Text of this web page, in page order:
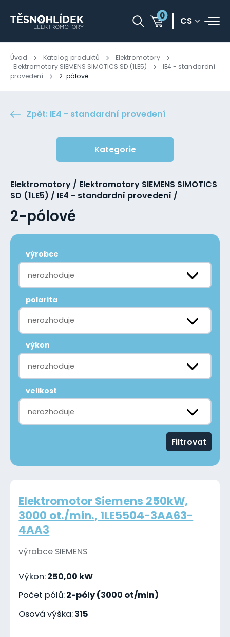
0 CS
Úvod Katalog produktů
Elektromotory
Elektromotory SIEMENS SIMOTICS SD (1LE5)
IE4 - standardní
provedení
2-pólové
Zpět: IE4 - standardní provedení
Kategorie
Elektromotory / Elektromotory SIEMENS SIMOTICS
SD (1LE5) / IE4 - standardní provedení /
2-pólové
výrobce
nerozhoduje
polarita
nerozhoduje
výkon
nerozhoduje
velikost
nerozhoduje
Filtrovat
Elektromotor Siemens 250kW,
3000 ot./min., 1LE5504-3AA63-
4AA3
výrobce SIEMENS
Výkon:250,00 kW
Počet pólů:2-póly (3000 ot/min)
Osová výška:315